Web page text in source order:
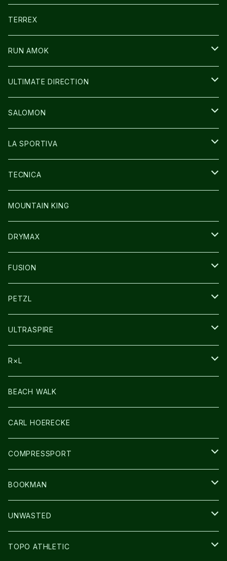
CARL HOERECKE
ICE TRUST
その他GOODS
WEAR
CAP/HAT
BAG
SHOES
WEAR
BAG
GLOVE
TERREX
RUN AMOK
WEAR
CAP/HAT
ULTIMATE DIRECTION
BAG
GLOVE
SOCKS
その他GOODS
SALOMON
SHOES
BAG
WEAR
GLOVE
LA SPORTIVA
SHOES
WEAR
CAP/HAT
TECNICA
SHOES
MOUNTAIN KING
DRYMAX
SOCKS
FUSION
その他GOODS
PETZL
HEADLAMP
ULTRASPIRE
BAG
LIGHT
R×L
SOCKS・LEGWARMER
アームカバー
GLOVE
BEACH WALK
CARL HOERECKE
COMPRESSPORT
CAP/HAT
BAG
BOOKMAN
LIGHT
UNWASTED
GLOVE
TOPO ATHLETIC